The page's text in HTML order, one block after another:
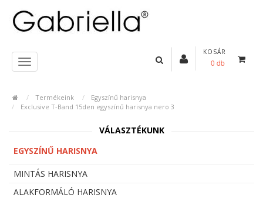
KOSÁR
0 db
Termékeink
Egyszínű harisnya
Exclusive T-Band 15den egyszínű harisnya nero 3
VÁLASZTÉKUNK
EGYSZÍNŰ HARISNYA
MINTÁS HARISNYA
ALAKFORMÁLÓ HARISNYA